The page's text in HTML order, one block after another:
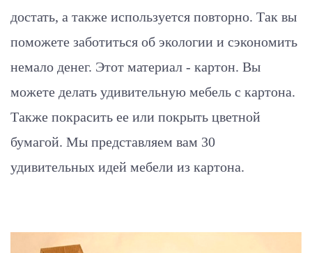
достать, а также используется повторно. Так вы
поможете заботиться об экологии и сэкономить
немало денег. Этот материал - картон. Вы
можете делать удивительную мебель с картона.
Также покрасить ее или покрыть цветной
бумагой. Мы представляем вам 30
удивительных идей мебели из картона.